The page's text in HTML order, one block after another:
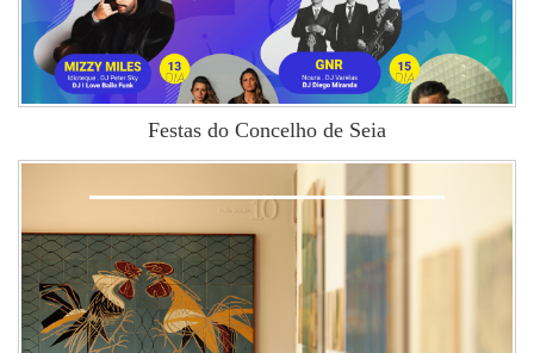
Festas do Concelho de Seia